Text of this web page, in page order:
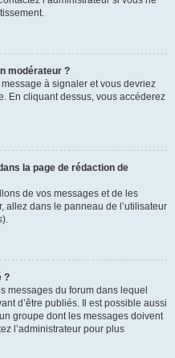
modérateur ?
à signaler et vous devriez
En cliquant dessus, vous accéderez
la page de rédaction de
de vos messages et de les
allez dans le panneau de l’utilisateur
).
?
messages du forum dans lequel
d’être publiés. Il est possible aussi
groupe dont les messages doivent
l’administrateur pour plus